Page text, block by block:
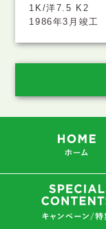
1K/洋7.5 K2
1986年3月竣工